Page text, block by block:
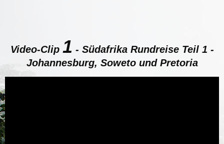
Video-Clip 1 - Südafrika Rundreise Teil 1 -
Johannesburg, Soweto und Pretoria